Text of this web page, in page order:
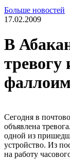
Больше новостей
17.02.2009
В
тревогу
Сегодня в
объявлена
одной из
устройство. Из
на работу